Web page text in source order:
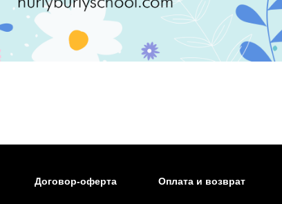
Договор-оферта Оплата и возврат